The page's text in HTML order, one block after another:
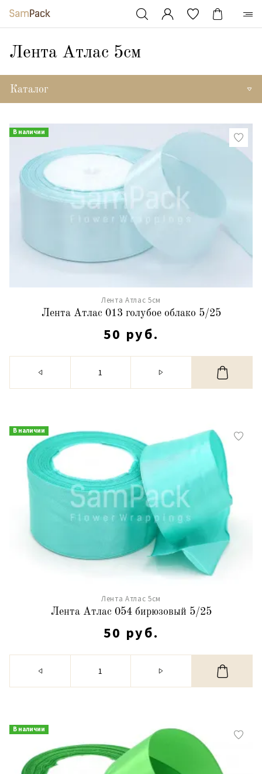
Лента Атлас 5см
Каталог
В наличии
Лента Атлас 5см
Лента Атлас 013 голубое облако 5/25
50 руб.
В наличии
Лента Атлас 5см
Лента Атлас 054 бирюзовый 5/25
50 руб.
В наличии